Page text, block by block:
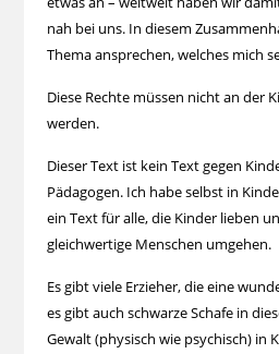
nah bei uns. In diesem
Thema ansprechen, welches mich
Diese Rechte müssen nicht an der
werden.
Dieser Text ist kein Text gegen
Pädagogen. Ich habe selbst in
ein Text für alle, die Kinder lieben
gleichwertige Menschen umgehen.
Es gibt viele Erzieher, die eine
es gibt auch schwarze Schafe in
Gewalt (physisch wie psychisch) in